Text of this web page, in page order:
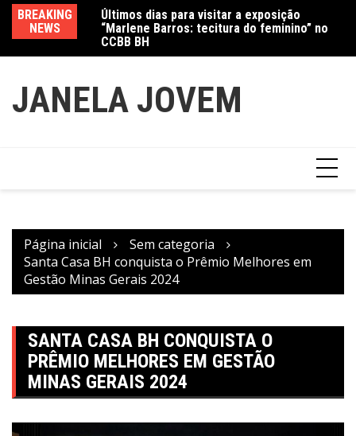
conteúdo
BREAKING
NEWS
CCBB BH
Amanda Mangili transforma beleza e
inclusão em conexão real nas redes
JANELA JOVEM
Página inicial
Sem categoria
Santa Casa BH conquista o Prêmio Melhores em
Gestão Minas Gerais 2024
SANTA CASA BH CONQUISTA O
PRÊMIO MELHORES EM GESTÃO
MINAS GERAIS 2024